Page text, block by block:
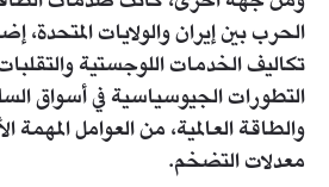
الحرب بين إيران والولايات المتحدة،
تكاليف الخدمات اللوجستية
التطورات الجيوسياسية في أسواق
والطاقة العالمية، من العوامل
معدلات التضخم.